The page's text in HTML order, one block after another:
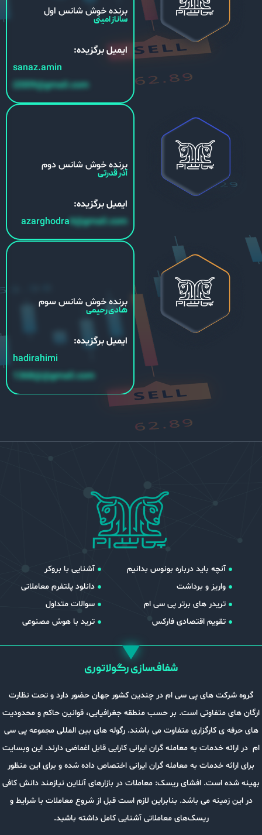
برنده خوش شانس اول
ساناز امینی
ایمیل برگزیده:
sanaz.amin
i2009@gmail.com
برنده خوش شانس دوم
آذر قدرتی
ایمیل برگزیده:
azarghodrati@gmail.com
برنده خوش شانس سوم
هادی رحیمی
ایمیل برگزیده:
hadirahimi
1368@@gmail.com
آنچه باید درباره بونوس بدانیم
آشنایی با بروکر
واریز و برداشت
دانلود پلتفرم معاملاتی
تریدر های برتر پی سی ام
سوالات متداول
تقویم اقتصادی فارکس
ترید با هوش مصنوعی
شفاف‌سازی رگولاتوری
گروه شرکت های پی سی ام در چندین کشور جهان حضور دارد و تحت نظارت
ارگان های متفاوتی است. بر حسب منطقه جغرافیایی، قوانین حاکم و محدودیت
های حرفه ی کارگزاری متفاوت می باشند. رگوله های بین المللی مجموعه پی سی
ام در ارائه خدمات به معامله گران ایرانی کارایی قابل اغماضی دارند. این وبسایت
برای ارائه خدمات به معامله گران ایرانی اختصاص داده شده و برای این منظور
بهینه شده است. افشای ریسک: معاملات در بازارهای آنلاین نیازمند دانش کافی
در این زمینه می باشد. بنابراین لازم است قبل از شروع معاملات با شرایط و
ریسک‌های معاملاتی آشنایی کامل داشته باشید.